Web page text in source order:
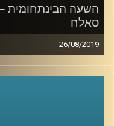
השעה הבינתחומית
סאלח
26/08/2019
לאורך שנים
באוצרות הטבע